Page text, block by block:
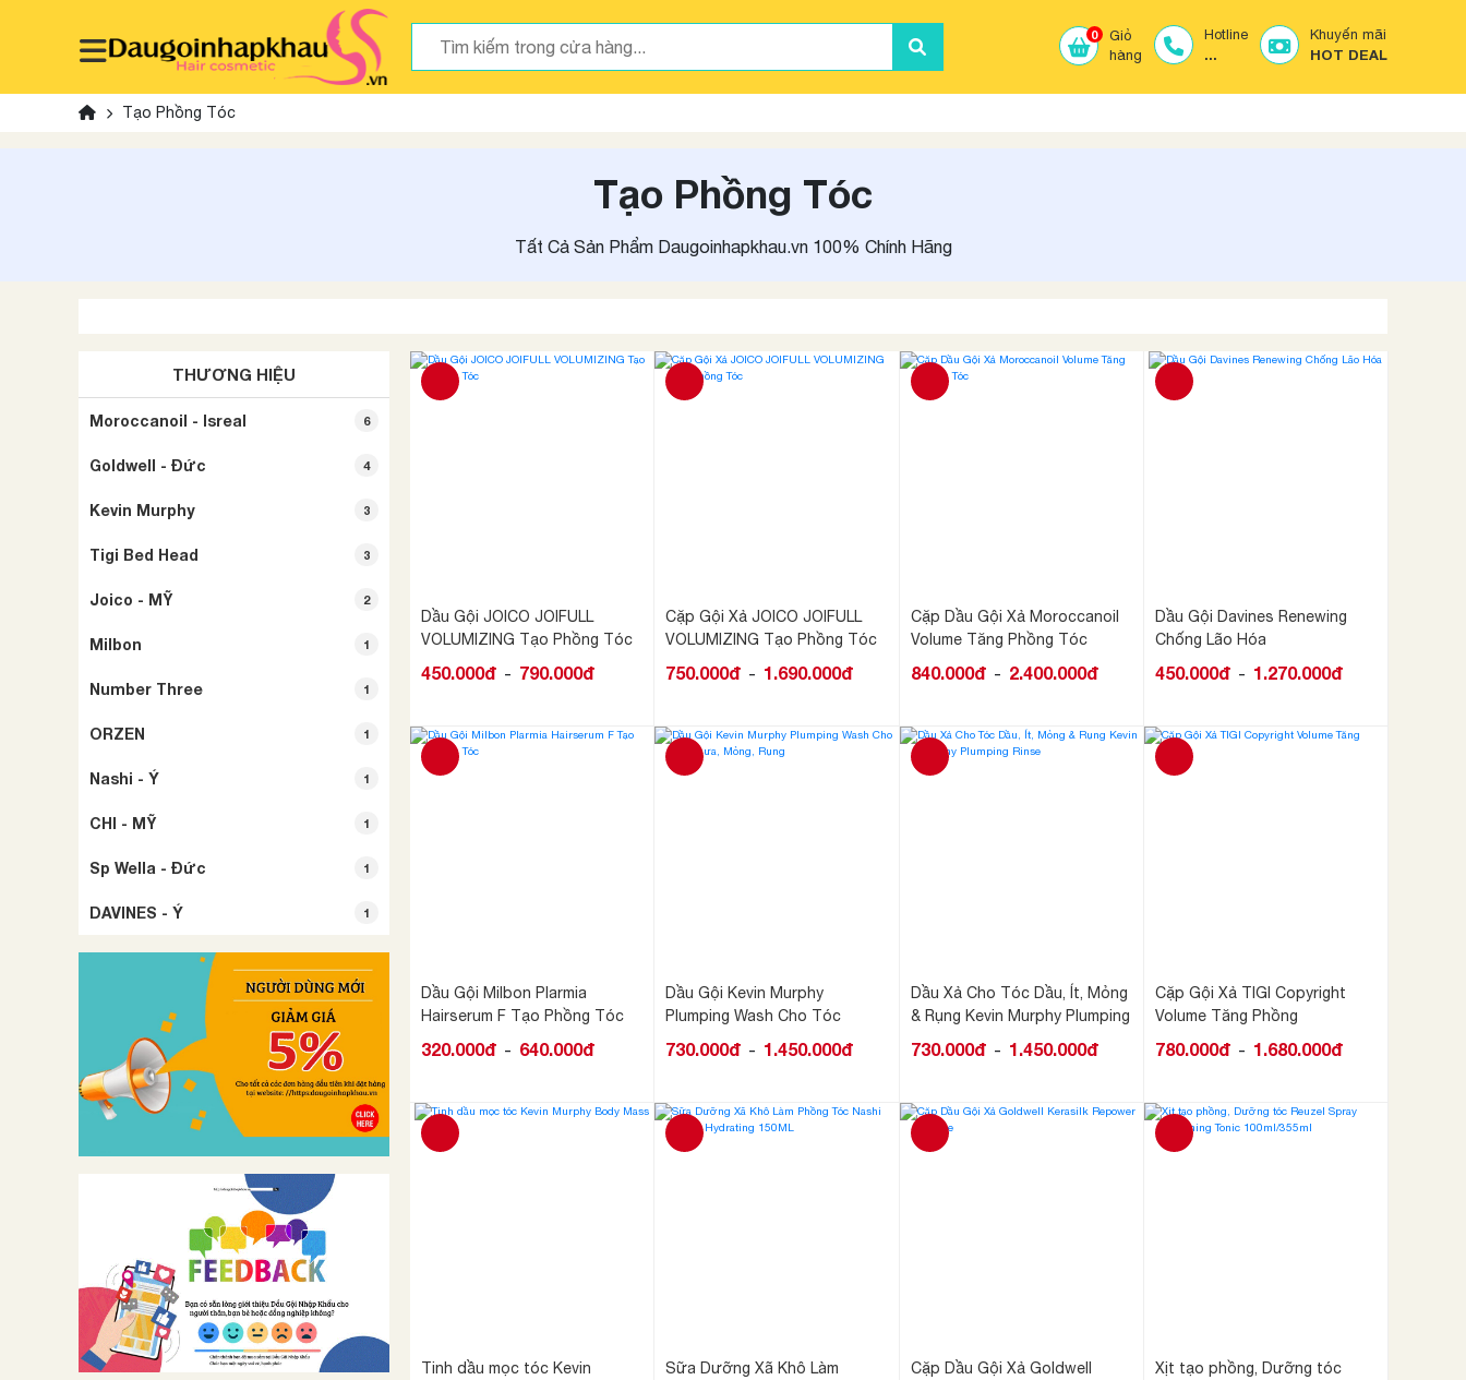
0
Giỏ
hàng
Hotline
...
Khuyến mãi
HOT DEAL
Tạo Phồng Tóc
Tạo Phồng Tóc
Tất Cả Sản Phẩm Daugoinhapkhau.vn 100% Chính Hãng
THƯƠNG HIỆU
Moroccanoil - Isreal 6
Goldwell - Đức 4
Kevin Murphy 3
Tigi Bed Head 3
Joico - MỸ 2
Milbon 1
Number Three 1
ORZEN 1
Nashi - Ý 1
CHI - MỸ 1
Sp Wella - Đức 1
DAVINES - Ý 1
Dầu Gội JOICO JOIFULL
VOLUMIZING Tạo Phồng Tóc
450.000đ - 790.000đ
Cặp Gội Xả JOICO JOIFULL
VOLUMIZING Tạo Phồng Tóc
750.000đ - 1.690.000đ
Cặp Dầu Gội Xả Moroccanoil
Volume Tăng Phồng Tóc
840.000đ - 2.400.000đ
Dầu Gội Davines Renewing
Chống Lão Hóa
450.000đ - 1.270.000đ
Dầu Gội Milbon Plarmia
Hairserum F Tạo Phồng Tóc
320.000đ - 640.000đ
Dầu Gội Kevin Murphy
Plumping Wash Cho Tóc
730.000đ - 1.450.000đ
Dầu Xả Cho Tóc Dầu, Ít, Mỏng
& Rụng Kevin Murphy Plumping
730.000đ - 1.450.000đ
Cặp Gội Xả TIGI Copyright
Volume Tăng Phồng
780.000đ - 1.680.000đ
Tinh dầu mọc tóc Kevin
Sữa Dưỡng Xã Khô Làm
Cặp Dầu Gội Xả Goldwell
Xịt tạo phồng, Dưỡng tóc